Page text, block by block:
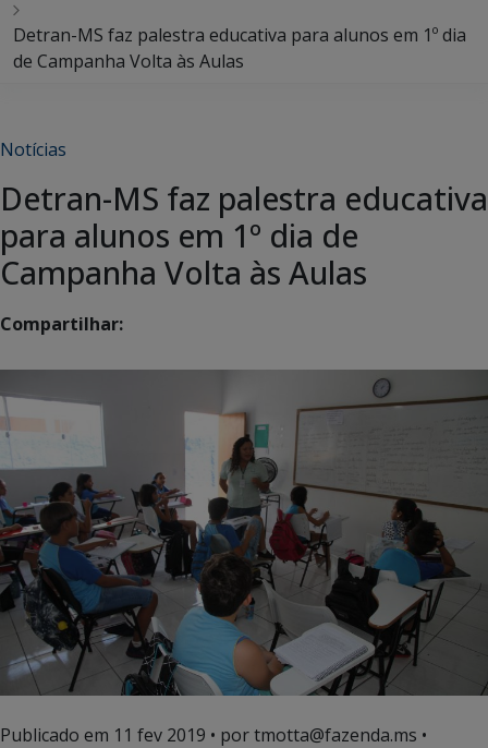
Detran-MS faz palestra educativa para alunos em 1º dia
de Campanha Volta às Aulas
Notícias
Detran-MS faz palestra educativa
para alunos em 1º dia de
Campanha Volta às Aulas
Compartilhar:
Publicado em 11 fev 2019 • por tmotta@fazenda.ms •